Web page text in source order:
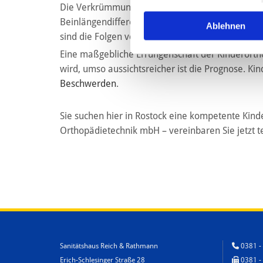
Ablehnen
Die Verkrümmung der Wirbelsäule von seitlich
Beinlängendifferenzen, muskuläres
sind die Folgen von Knochenbrüchen und
Eine maßgebliche Errungenschaft der
wird, umso aussichtsreicher ist die Prognose.
Beschwerden.
Sie suchen hier in Rostock eine kompetente
Orthopädietechnik mbH – vereinbaren Sie jetzt
Sanitätshaus Reich & Rathmann
Erich-Schlesinger Straße 28
 0381 -
0381 -